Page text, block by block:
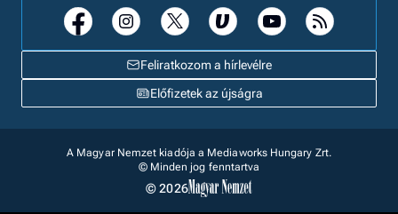
Feliratkozom a hírlevélre
Előfizetek az újságra
A Magyar Nemzet kiadója a Mediaworks Hungary Zrt.
© Minden jog fenntartva
© 2026